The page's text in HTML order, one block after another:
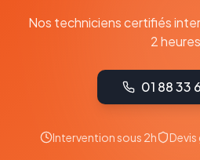
Nos techniciens certifiés
2 heures
01 88 33
Intervention sous 2h